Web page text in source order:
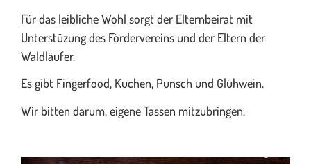
Für das leibliche Wohl sorgt der Elternbeirat mit
Unterstüzung des Fördervereins und der Eltern der
Waldläufer.
Es gibt Fingerfood, Kuchen, Punsch und Glühwein.
Wir bitten darum, eigene Tassen mitzubringen.